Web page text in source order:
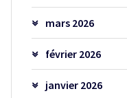
mars 2026
février 2026
janvier 2026